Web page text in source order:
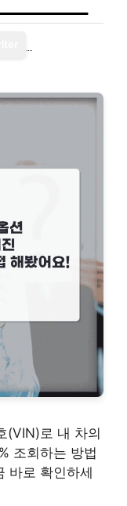
로 내 차의
조회하는 방법
바로 확인하세